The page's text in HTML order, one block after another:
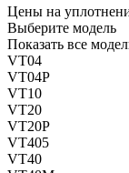
Цены на
Выберите модель
Показать все
VT04
VT04P
VT10
VT20
VT20P
VT405
VT40